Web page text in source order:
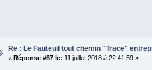
Re : Le Fauteuil tout chemin "Trace"
« Réponse #67 le: 11 juillet 2018 à 22:41:59 »